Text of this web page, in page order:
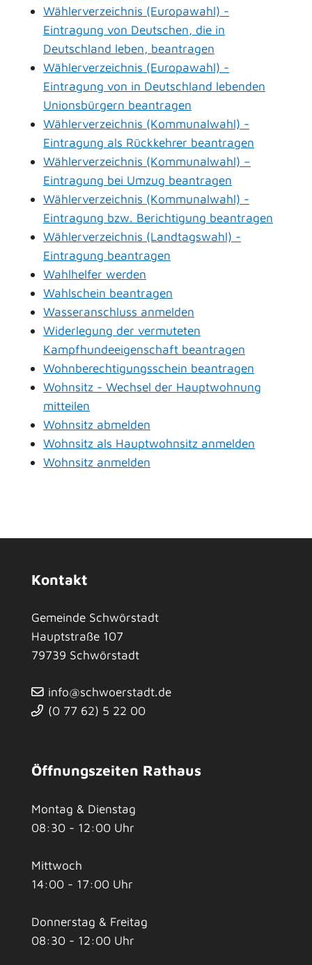
Wählerverzeichnis (Europawahl) -
Eintragung von Deutschen, die in
Deutschland leben, beantragen
Wählerverzeichnis (Europawahl) -
Eintragung von in Deutschland lebenden
Unionsbürgern beantragen
Wählerverzeichnis (Kommunalwahl) -
Eintragung als Rückkehrer beantragen
Wählerverzeichnis (Kommunalwahl) –
Eintragung bei Umzug beantragen
Wählerverzeichnis (Kommunalwahl) -
Eintragung bzw. Berichtigung beantragen
Wählerverzeichnis (Landtagswahl) -
Eintragung beantragen
Wahlhelfer werden
Wahlschein beantragen
Wasseranschluss anmelden
Widerlegung der vermuteten
Kampfhundeeigenschaft beantragen
Wohnberechtigungsschein beantragen
Wohnsitz - Wechsel der Hauptwohnung
mitteilen
Wohnsitz abmelden
Wohnsitz als Hauptwohnsitz anmelden
Wohnsitz anmelden
Kontakt
Gemeinde Schwörstadt
Hauptstraße 107
79739 Schwörstadt
info@schwoerstadt.de
(0 77 62) 5 22 00
Öffnungszeiten Rathaus
Montag & Dienstag
08:30 - 12:00 Uhr
Mittwoch
14:00 - 17:00 Uhr
Donnerstag & Freitag
08:30 - 12:00 Uhr